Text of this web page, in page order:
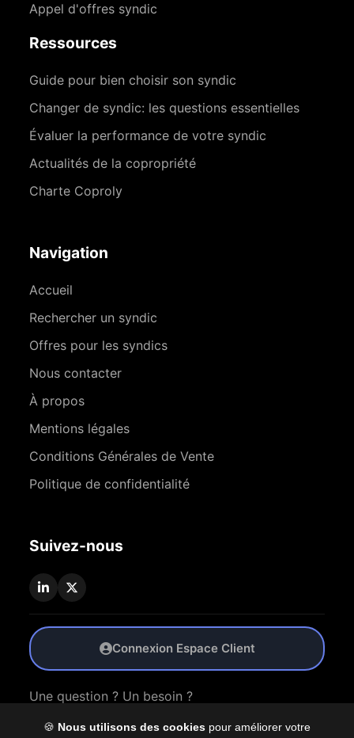
🍪 Nous utilisons des cookies pour améliorer votre
Appel d'offres syndic
Ressources
Guide pour bien choisir son syndic
Changer de syndic: les questions essentielles
Évaluer la performance de votre syndic
Actualités de la copropriété
Charte Coproly
Navigation
Accueil
Rechercher un syndic
Offres pour les syndics
Nous contacter
À propos
Mentions légales
Conditions Générales de Vente
Politique de confidentialité
Suivez-nous
Connexion Espace Client
Une question ? Un besoin ?
Nous Contacter